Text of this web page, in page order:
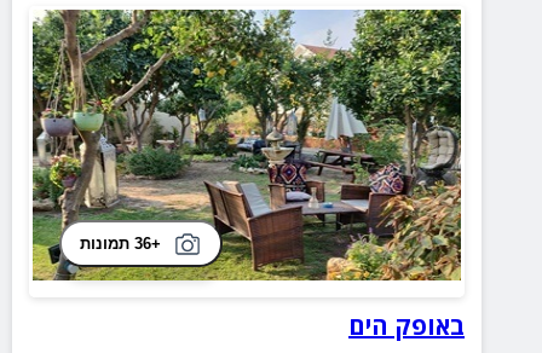
+36 תמונות
באופק הים